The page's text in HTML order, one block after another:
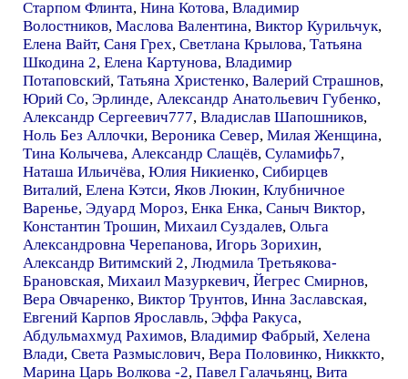
Старпом Флинта, Нина Котова, Владимир
Волостников, Маслова Валентина, Виктор Курильчук,
Елена Вайт, Саня Грех, Светлана Крылова, Татьяна
Шкодина 2, Елена Картунова, Владимир
Потаповский, Татьяна Христенко, Валерий Страшнов,
Юрий Со, Эрлинде, Александр Анатольевич Губенко,
Александр Сергеевич777, Владислав Шапошников,
Ноль Без Аллочки, Вероника Север, Милая Женщина,
Тина Колычева, Александр Слащёв, Суламифь7,
Наташа Ильичёва, Юлия Никиенко, Сибирцев
Виталий, Елена Кэтси, Яков Люкин, Клубничное
Варенье, Эдуард Мороз, Енка Енка, Саныч Виктор,
Константин Трошин, Михаил Суздалев, Ольга
Александровна Черепанова, Игорь Зорихин,
Александр Витимский 2, Людмила Третьякова-
Брановская, Михаил Мазуркевич, Йегрес Смирнов,
Вера Овчаренко, Виктор Трунтов, Инна Заславская,
Евгений Карпов Ярославль, Эффа Ракуса,
Абдульмахмуд Рахимов, Владимир Фабрый, Хелена
Влади, Света Размыслович, Вера Половинко, Никккто,
Марина Царь Волкова -2, Павел Галачьянц, Вита